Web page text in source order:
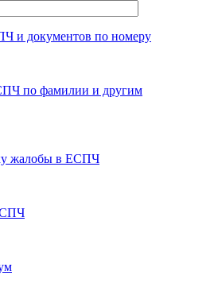
и документов по номеру
по фамилии и другим
жалобы в ЕСПЧ